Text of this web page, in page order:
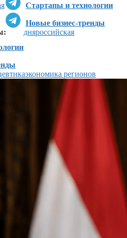
Стартапы и технологии
Новые бизнес-тренды
дняроссийская
экономика регионов